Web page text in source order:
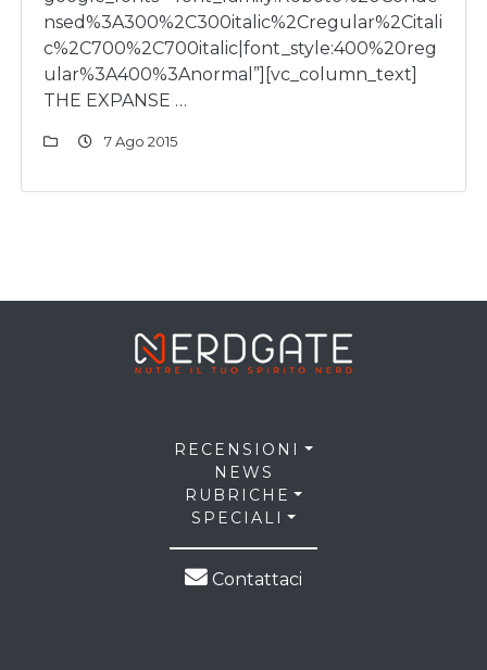
nsed%3A300%2C300italic%2Cregular%2Citali
c%2C700%2C700italic|font_style:400%20reg
ular%3A400%3Anormal”][vc_column_text]
THE EXPANSE …
7 Ago 2015
RECENSIONI
NEWS
RUBRICHE
SPECIALI
Contattaci